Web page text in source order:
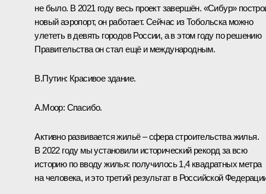
не было. В 2021 году весь проект завершён. «Сибур»
новый аэропорт, он работает. Сейчас из Тобольска можно
улететь в девять городов России, а в этом году по решению
Правительства он стал ещё и международным.
В.Путин: Красивое здание.
А.Моор: Спасибо.
Активно развивается жильё – сфера строительства жилья.
В 2022 году мы установили исторический рекорд за всю
историю по вводу жилья: получилось 1,4 квадратных метра
на человека, и это третий результат в Российской